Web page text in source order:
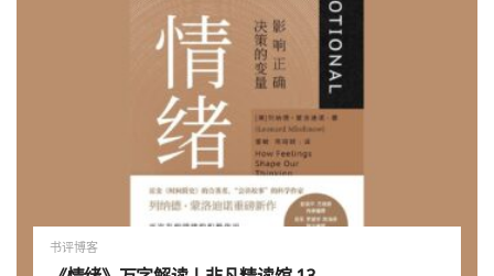
书评博客